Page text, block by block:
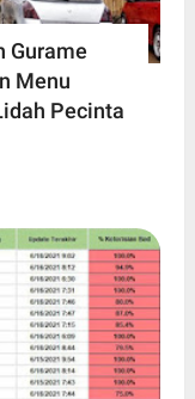
Gurame
Menu
Pecinta